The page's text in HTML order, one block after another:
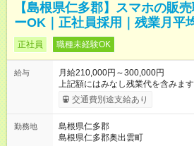
【島根県仁多郡】スマホの販
ーOK｜正社員採用｜残業月平
正社員 職種未経験OK
給与
月給210,000円～300,000円
上記額にはみなし残業代を含みま
ます。 みなし残業代 14,616円／月
※能力やスキルを考慮の上、当社規程
に1回の「年次昇給」があり、仕事
す。特に頑張っている人は、上長
交通費別途支給あり
勤務地
島根県仁多郡
島根県仁多郡奥出雲町